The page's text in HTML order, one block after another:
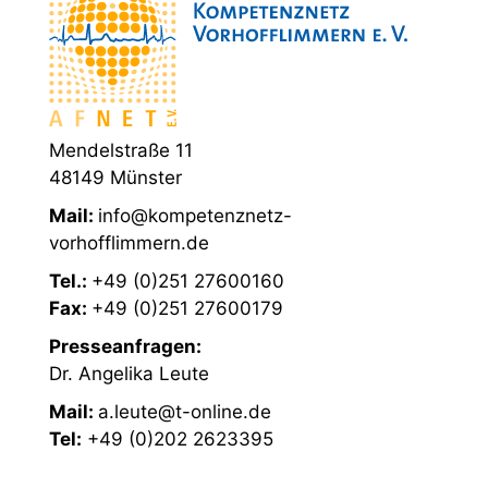
Mendelstraße 11
48149 Münster
Mail: info@kompetenznetz-
vorhofflimmern.de
Tel.: +49 (0)251 27600160
Fax: +49 (0)251 27600179
Presseanfragen:
Dr. Angelika Leute
Mail: a.leute@t-online.de
Tel: +49 (0)202 2623395